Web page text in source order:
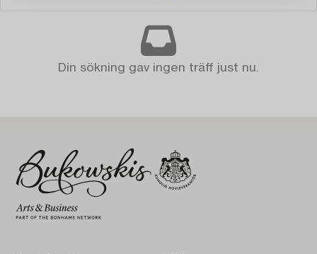
Din sökning gav ingen träff just nu.